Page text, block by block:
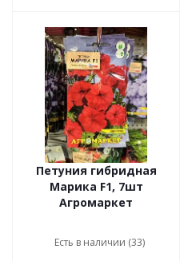
Петуния гибридная
Марика F1, 7шт
Агромаркет
Есть в наличии (33)